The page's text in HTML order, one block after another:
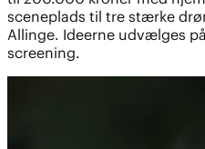
sceneplads til tre stærke
Allinge. Ideerne udvælges
screening.